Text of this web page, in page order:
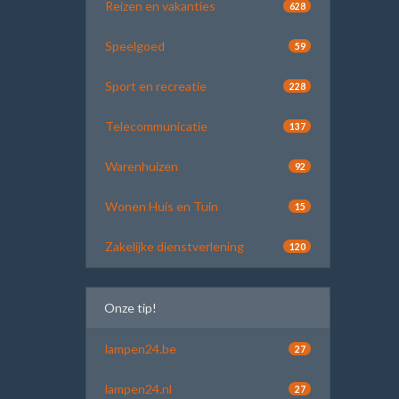
Reizen en vakanties 628
Speelgoed 59
Sport en recreatie 228
Telecommunicatie 137
Warenhuizen 92
Wonen Huis en Tuin 15
Zakelijke dienstverlening 120
Onze tip!
lampen24.be 27
lampen24.nl 27